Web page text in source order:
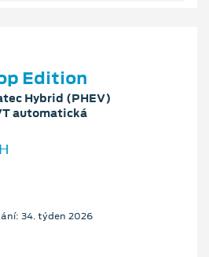
Edition
Hybrid (PHEV)
automatická
34. týden 2026